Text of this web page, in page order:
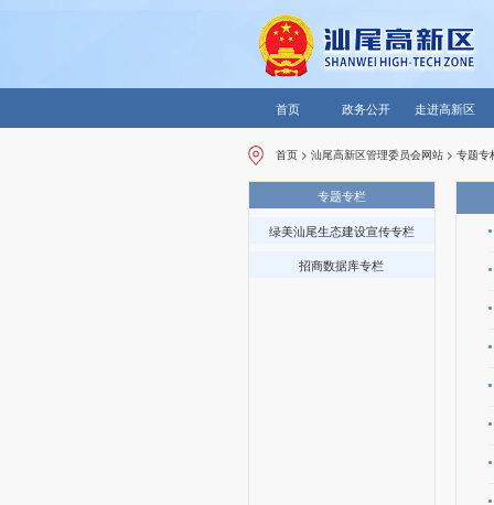
首页 政务公开 走进高新区
首页 >汕尾高新区管理委员会网站 >专题专
专题专栏
绿美汕尾生态建设宣传专栏
招商数据库专栏